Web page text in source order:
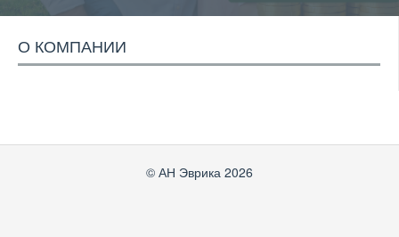
О КОМПАНИИ
© АН Эврика 2026